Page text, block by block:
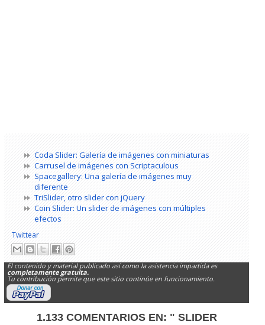
Coda Slider: Galería de imágenes con miniaturas
Carrusel de imágenes con Scriptaculous
Spacegallery: Una galería de imágenes muy
diferente
TriSlider, otro slider con jQuery
Coin Slider: Un slider de imágenes con múltiples
efectos
Twittear
El contenido y material publicado así como la asistencia impartida es
completamente gratuita.
Tu contribución permite que este sitio continúe en funcionamiento.
1.133 COMENTARIOS EN: " SLIDER